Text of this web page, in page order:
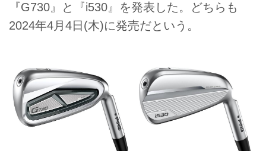
『G730』と『i530』を発表した。どちらも
2024年4月4日(木)に発売だという。